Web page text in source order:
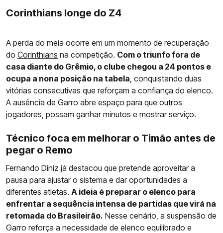
Corinthians longe do Z4
A perda do meia ocorre em um momento de recuperação
do Corinthians na competição. Com o triunfo fora de
casa diante do Grêmio, o clube chegou a 24 pontos e
ocupa a nona posição na tabela , conquistando duas
vitórias consecutivas que reforçam a confiança do elenco.
A ausência de Garro abre espaço para que outros
jogadores, possam ganhar minutos e mostrar serviço.
Técnico foca em melhorar o Timão antes de
pegar o Remo
Fernando Diniz já destacou que pretende aproveitar a
pausa para ajustar o sistema e dar oportunidades a
diferentes atletas. A ideia é preparar o elenco para
enfrentar a sequência intensa de partidas que virá na
retomada do Brasileirão. Nesse cenário, a suspensão de
Garro reforça a necessidade de elenco equilibrado e